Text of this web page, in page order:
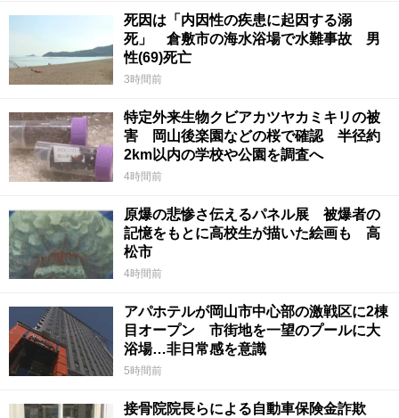
死因は「内因性の疾患に起因する溺
死」 倉敷市の海水浴場で水難事故 男
性(69)死亡
3時間前
特定外来生物クビアカツヤカミキリの被
害 岡山後楽園などの桜で確認 半径約
2km以内の学校や公園を調査へ
4時間前
原爆の悲惨さ伝えるパネル展 被爆者の
記憶をもとに高校生が描いた絵画も 高
松市
4時間前
アパホテルが岡山市中心部の激戦区に2棟
目オープン 市街地を一望のプールに大
浴場…非日常感を意識
5時間前
接骨院院長らによる自動車保険金詐欺